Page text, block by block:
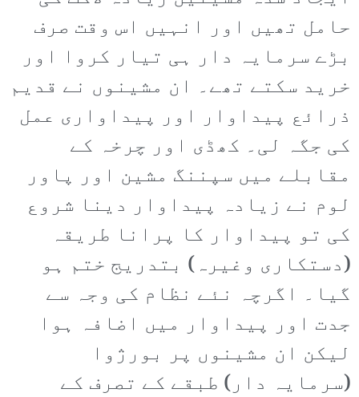
حامل تھیں اور انہیں اس وقت صرف
بڑے سرمایہ دار ہی تیار کروا اور
خرید سکتے تھے۔ ان مشینوں نے قدیم
ذرائع پیداوار اور پیداواری عمل
کی جگہ لی۔ کھڈی اور چرخہ کے
مقابلے میں سپننگ مشین اور پاور
لوم نے زیادہ پیداوار دینا شروع
کی تو پیداوار کا پرانا طریقہ
(دستکاری وغیرہ) بتدریج ختم ہو
گیا۔ اگرچہ نئے نظام کی وجہ سے
جدت اور پیداوار میں اضافہ ہوا
لیکن ان مشینوں پر بورژوا
(سرمایہ دار) طبقے کے تصرف کے